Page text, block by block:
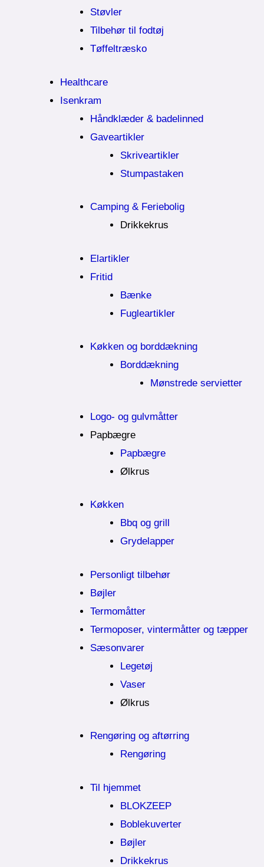
Støvler
Tilbehør til fodtøj
Tøffeltræsko
Healthcare
Isenkram
Håndklæder & badelinned
Gaveartikler
Skriveartikler
Stumpastaken
Camping & Feriebolig
Drikkekrus
Elartikler
Fritid
Bænke
Fugleartikler
Køkken og borddækning
Borddækning
Mønstrede servietter
Logo- og gulvmåtter
Papbægre
Papbægre
Ølkrus
Køkken
Bbq og grill
Grydelapper
Personligt tilbehør
Bøjler
Termomåtter
Termoposer, vintermåtter og tæpper
Sæsonvarer
Legetøj
Vaser
Ølkrus
Rengøring og aftørring
Rengøring
Til hjemmet
BLOKZEEP
Boblekuverter
Bøjler
Drikkekrus